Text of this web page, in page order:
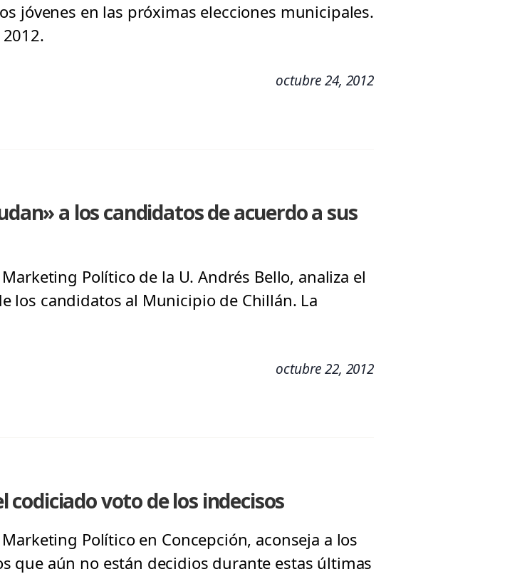
jóvenes en las próximas elecciones municipales.
octubre 24, 2012
a los candidatos de acuerdo a sus
Político de la U. Andrés Bello, analiza el
los candidatos al Municipio de Chillán. La
octubre 22, 2012
codiciado voto de los indecisos
Político en Concepción, aconseja a los
que aún no están decidios durante estas últimas